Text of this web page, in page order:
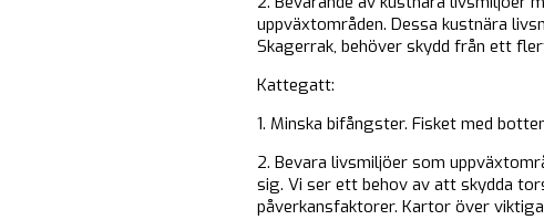
uppväxtområden. Dessa kustnära
Skagerrak, behöver skydd från ett
Kattegatt:
1. Minska bifångster. Fisket med
2. Bevara livsmiljöer som
sig. Vi ser ett behov av att skydda
påverkansfaktorer. Kartor över